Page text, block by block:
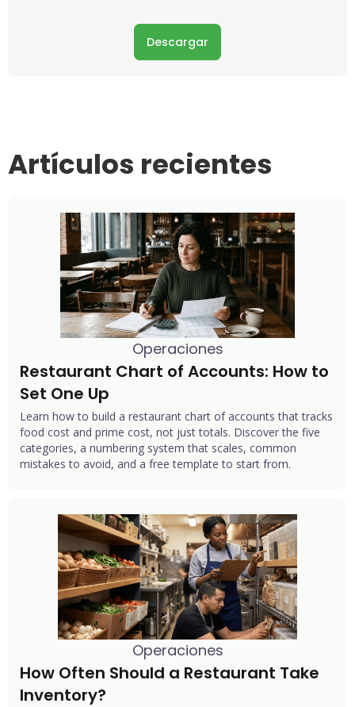
Descargar
Artículos recientes
Operaciones
Restaurant Chart of Accounts: How to
Set One Up
Learn how to build a restaurant chart of accounts that tracks
food cost and prime cost, not just totals. Discover the five
categories, a numbering system that scales, common
mistakes to avoid, and a free template to start from.
Operaciones
How Often Should a Restaurant Take
Inventory?